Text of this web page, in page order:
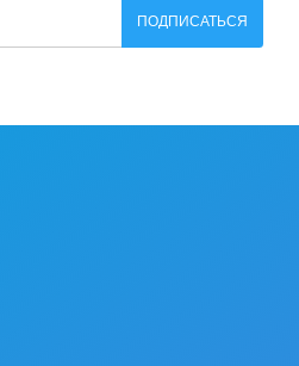
ПОДПИСАТЬСЯ